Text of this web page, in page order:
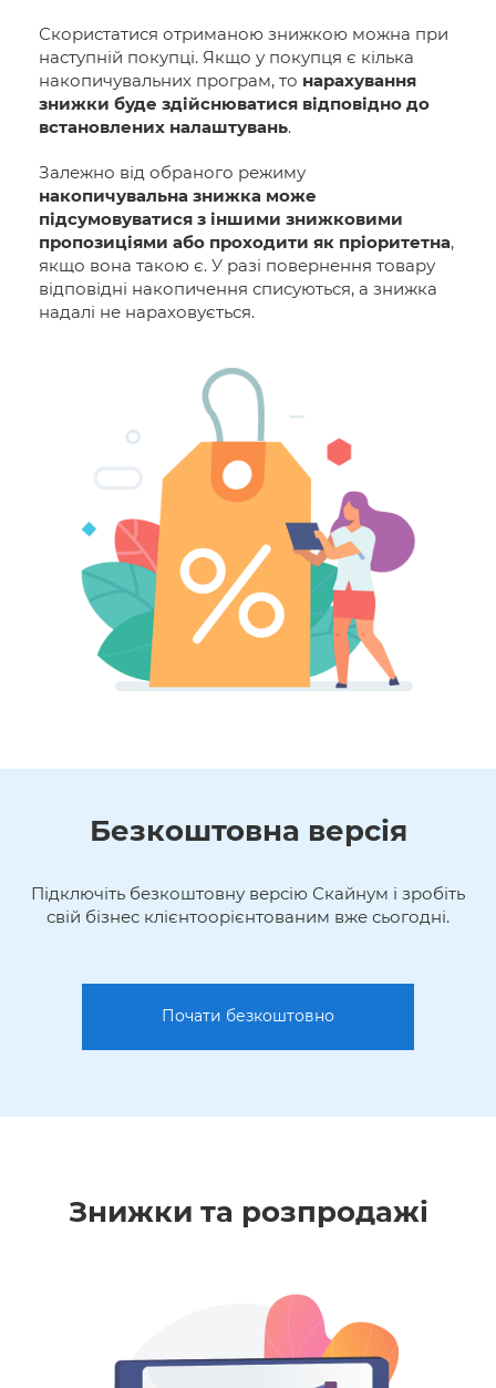
Скористатися отриманою знижкою можна при
наступній покупці. Якщо у покупця є кілька
накопичувальних програм, то нарахування
знижки буде здійснюватися відповідно до
встановлених налаштувань.
Залежно від обраного режиму
накопичувальна знижка може
підсумовуватися з іншими знижковими
пропозиціями або проходити як пріоритетна,
якщо вона такою є. У разі повернення товару
відповідні накопичення списуються, а знижка
надалі не нараховується.
Безкоштовна версія
Підключіть безкоштовну версію Скайнум і зробіть
свій бізнес клієнтоорієнтованим вже сьогодні.
Почати безкоштовно
Знижки та розпродажі